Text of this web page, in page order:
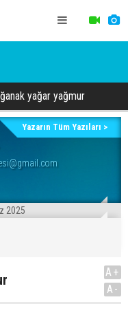
yağar yağmur
Yazarın Tüm Yazıları >
2025
A+
A-